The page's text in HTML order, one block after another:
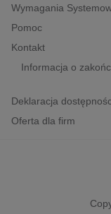
historia
Wymagania
Pomoc
Kontakt
Informacja o
Deklaracja
Oferta dla firm